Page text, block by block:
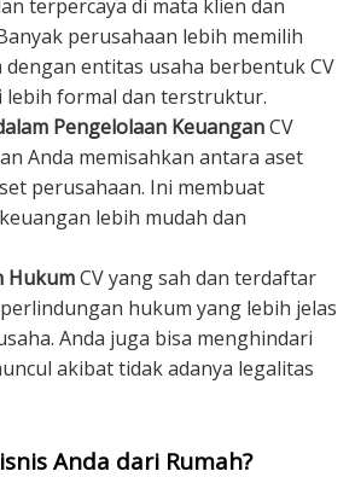
terpercaya di mata klien dan
perusahaan lebih memilih
dengan entitas usaha berbentuk CV
lebih formal dan terstruktur.
Pengelolaan KeuanganCV
Anda memisahkan antara aset
perusahaan. Ini membuat
lebih mudah dan
HukumCV yang sah dan terdaftar
hukum yang lebih jelas
Anda juga bisa menghindari
akibat tidak adanya legalitas
Anda dari Rumah?